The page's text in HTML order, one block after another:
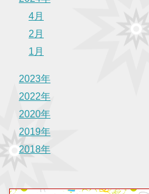
4月
2月
1月
2023年
2022年
2020年
2019年
2018年